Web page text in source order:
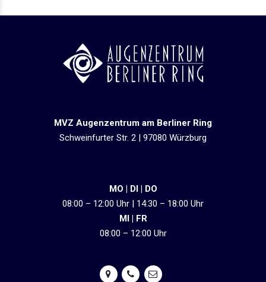
MVZ Augenzentrum am Berliner Ring
Schweinfurter Str. 2 | 97080 Würzburg
MO | DI | DO
08:00 – 12:00 Uhr | 14:30 – 18:00 Uhr
MI | FR
08:00 – 12:00 Uhr